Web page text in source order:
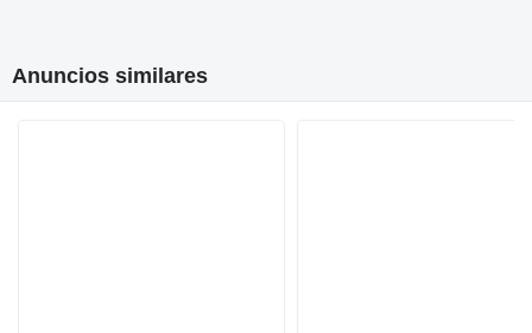
Anuncios similares